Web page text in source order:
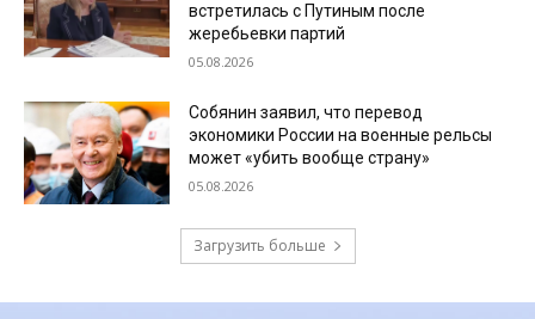
встретилась с Путиным после
жеребьевки партий
05.08.2026
Собянин заявил, что перевод
экономики России на военные рельсы
может «убить вообще страну»
05.08.2026
Загрузить больше